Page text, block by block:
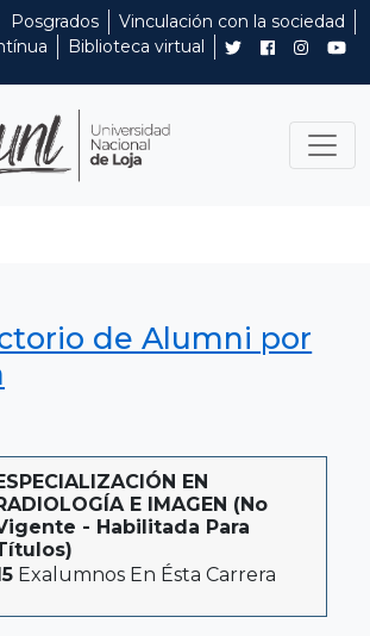
Posgrados
Vinculación con la sociedad
Biblioteca virtual
de Alumni por
EN
E IMAGEN (No
- Habilitada Para
Exalumnos En Ésta Carrera